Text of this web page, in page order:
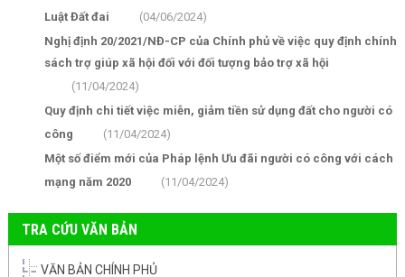
Luật Đất đai
(04/06/2024)
Nghị định 20/2021/NĐ-CP của Chính phủ về việc quy định chính
sách trợ giúp xã hội đối với đối tượng bảo trợ xã hội
(11/04/2024)
Quy định chi tiết việc miễn, giảm tiền sử dụng đất cho người có
công
(11/04/2024)
Một số điểm mới của Pháp lệnh Ưu đãi người có công với cách
mạng năm 2020
(11/04/2024)
TRA CỨU VĂN BẢN
VĂN BẢN CHÍNH PHỦ